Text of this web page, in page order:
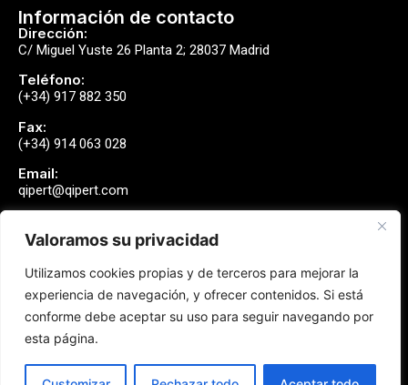
Valoramos su privacidad
Utilizamos cookies propias y de terceros para mejorar la
experiencia de navegación, y ofrecer contenidos. Si está
conforme debe aceptar su uso para seguir navegando por
esta página.
Información de contacto
Dirección:
C/ Miguel Yuste 26 Planta 2; 28037 Madrid
Teléfono:
(+34) 917 882 350
Fax:
(+34) 914 063 028
Email:
qipert@qipert.com
Contactar
Síguenos